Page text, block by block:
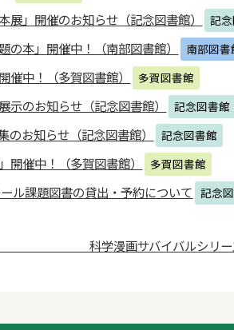
」開催のお知らせ（記念図書館） 記
本」開催中！（南部図書館） 南部図書
催中！（多賀図書館） 多賀図書館
示のお知らせ（記念図書館） 記念図書館
のお知らせ（記念図書館） 記念図書館
開催中！（多賀図書館） 多賀図書館
ル課題図書の貸出・予約について 記念
学漫画サバイバルシリー